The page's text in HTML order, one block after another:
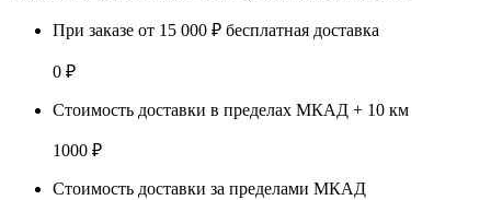
При заказе от 15 000 ₽ бесплатная доставка
0 ₽
Стоимость доставки в пределах МКАД + 10 км
1000 ₽
Стоимость доставки за пределами МКАД